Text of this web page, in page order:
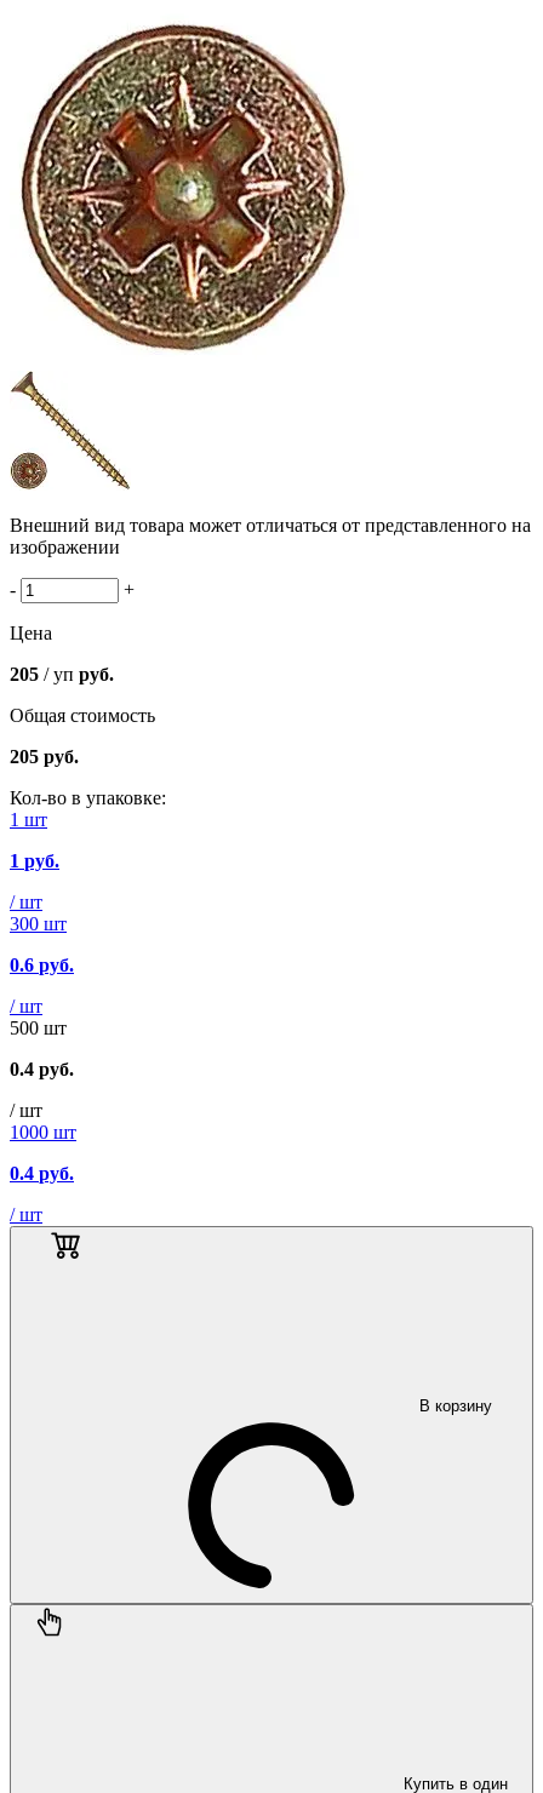
Внешний вид товара может отличаться от представленного на
изображении
- +
Цена
205 / уп руб.
Общая стоимость
205 руб.
Кол-во в упаковке:
1 шт
1 руб.
/ шт
300 шт
0.6 руб.
/ шт
500 шт
0.4 руб.
/ шт
1000 шт
0.4 руб.
/ шт
В корзину
Купить в один